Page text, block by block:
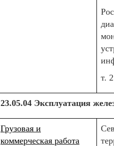
т.
23.05.04 Эксплуатация
Грузовая и
коммерческая работа